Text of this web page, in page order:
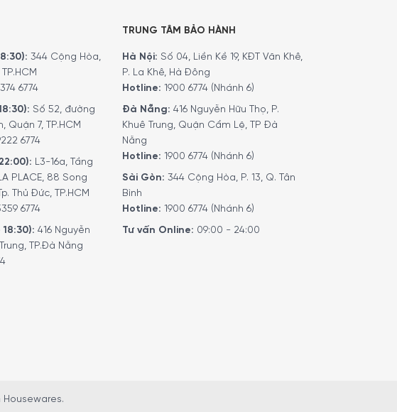
344 Cộng Hòa,
6774
Số 52, đường
Quận 7, TP.HCM
6774
L3-16a, Tầng
PLACE, 88 Song
Thủ Đức, TP.HCM
6774
416 Nguyễn
TP.Đà Nẵng
TRUNG TÂM BẢO HÀNH
Hà Nội: Số 04, Liền Kề 19, KĐT Văn Khê,
P. La Khê, Hà Đông
Hotline: 1900 6774 (Nhánh 6)
Đà Nẵng: 416 Nguyễn Hữu Thọ, P.
Khuê Trung, Quận Cẩm Lệ, TP Đà
Nẵng
Hotline: 1900 6774 (Nhánh 6)
Sài Gòn: 344 Cộng Hòa, P. 13, Q. Tân
Bình
Hotline: 1900 6774 (Nhánh 6)
Tư vấn Online: 09:00 - 24:00